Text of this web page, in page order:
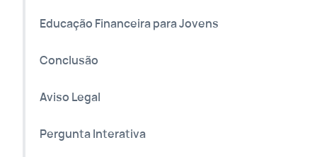
Educação Financeira para Jovens
Conclusão
Aviso Legal
Pergunta Interativa